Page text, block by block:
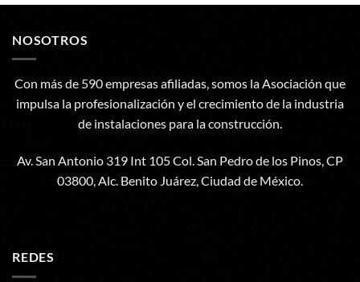
NOSOTROS
Con más de 590 empresas afiliadas, somos la Asociación que
impulsa la profesionalización y el crecimiento de la industria
de instalaciones para la construcción.
Av. San Antonio 319 Int 105 Col. San Pedro de los Pinos, CP
03800, Alc. Benito Juárez, Ciudad de México.
REDES